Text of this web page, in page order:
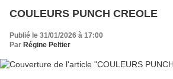
COULEURS PUNCH CREOLE
Publié le 31/01/2026 à 17:00
Par Régine Peltier